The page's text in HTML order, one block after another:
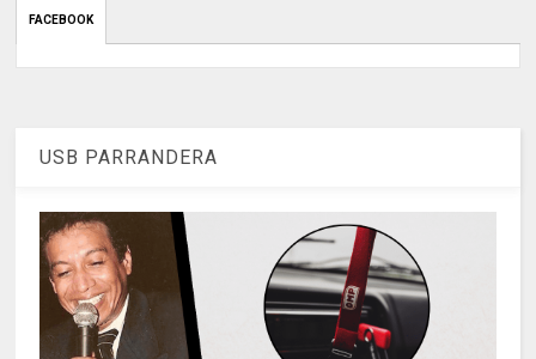
FACEBOOK
USB PARRANDERA